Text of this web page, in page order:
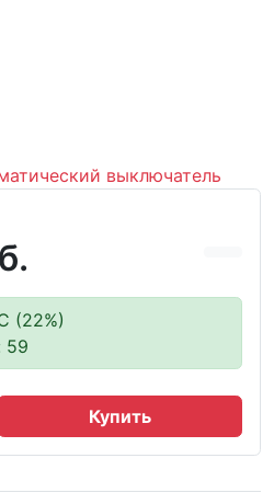
(22%)
59
Купить